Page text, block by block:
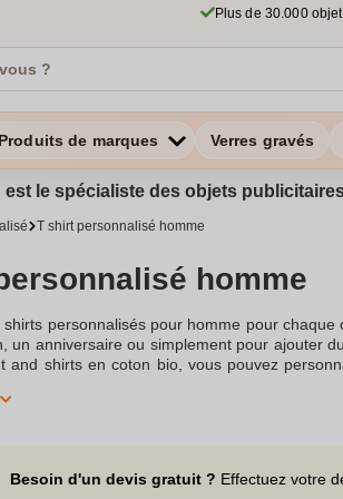
Plus de 30.000
Produits de marques Verres gravés
est le spécialiste des objets
T shirt personnalisé homme
homme
personnalisés pour homme pour
un anniversaire ou simplement pour ajouter
and shirts en coton bio, vous pouvez
été aussi simple. Grâce à notre éditeur
courtes sont parfaits pour offrir le
ou femme, idéal pour un évjf ou pour
qui raconte une
Besoin d'un devis gratuit ? Effectuez votre